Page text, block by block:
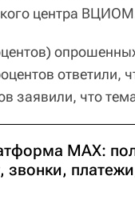
центра
ответили,
заявили, что
MAX:
звонки,